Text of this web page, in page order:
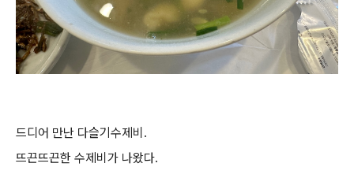
드디어 만난 다슬기수제비.
뜨끈뜨끈한 수제비가 나왔다.